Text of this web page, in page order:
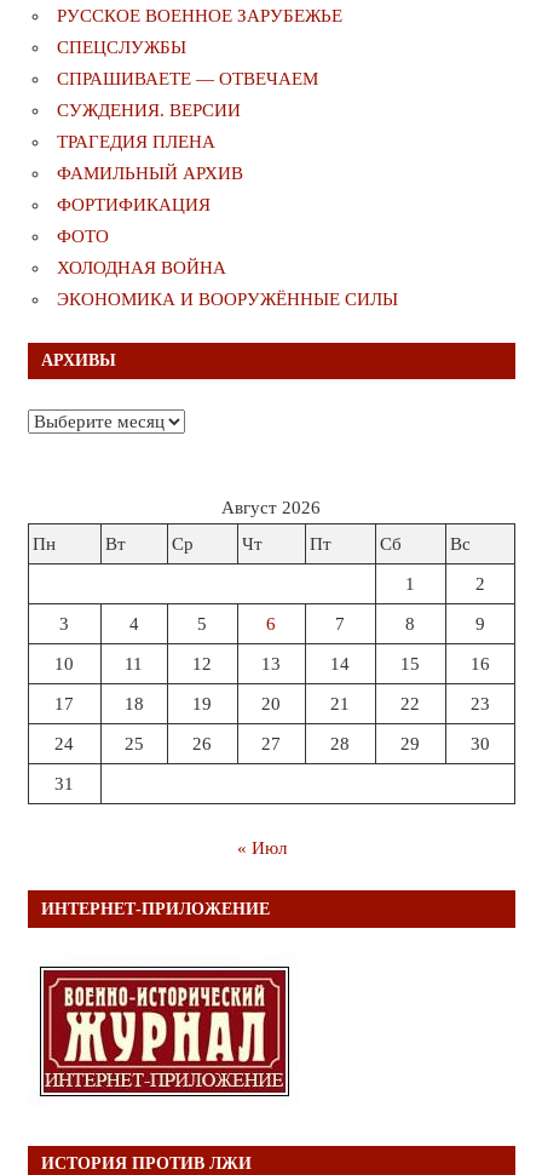
РУССКОЕ ВОЕННОЕ ЗАРУБЕЖЬЕ
СПЕЦСЛУЖБЫ
СПРАШИВАЕТЕ — ОТВЕЧАЕМ
СУЖДЕНИЯ. ВЕРСИИ
ТРАГЕДИЯ ПЛЕНА
ФАМИЛЬНЫЙ АРХИВ
ФОРТИФИКАЦИЯ
ФОТО
ХОЛОДНАЯ ВОЙНА
ЭКОНОМИКА И ВООРУЖЁННЫЕ СИЛЫ
АРХИВЫ
Архивы
Август 2026
Пн
Вт Ср Чт Пт Сб Вс
1 2
3 4 5 6 7 8 9
10 11 12 13 14 15 16
17 18 19 20 21 22 23
24 25 26 27 28 29 30
31
« Июл
ИНТЕРНЕТ-ПРИЛОЖЕНИЕ
ИСТОРИЯ ПРОТИВ ЛЖИ